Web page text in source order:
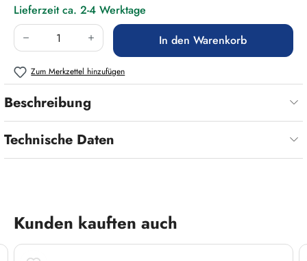
Lieferzeit ca. 2-4 Werktage
Produkt Anzahl: Gib den gewünschten Wert
In den Warenkorb
Zum Merkzettel hinzufügen
Beschreibung
Technische Daten
Produktgalerie überspringen
Kunden kauften auch